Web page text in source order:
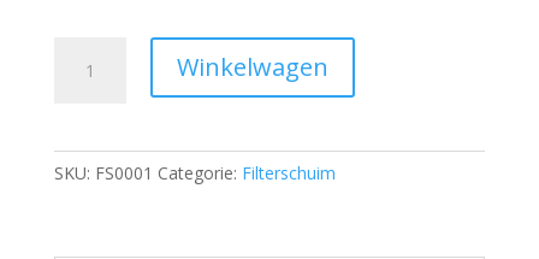
Winkelwagen
SKU: FS0001 Categorie: Filterschuim